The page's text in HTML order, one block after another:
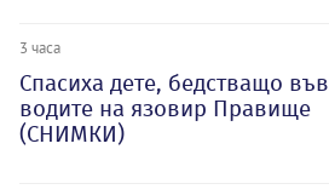
3 часа
Спасиха дете, бедстващо във
водите на язовир Правище
(СНИМКИ)